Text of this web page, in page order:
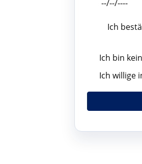
Ich
Ich bin
Ich willige